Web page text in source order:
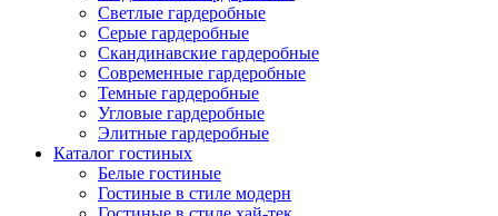
Светлые гардеробные
Серые гардеробные
Скандинавские гардеробные
Современные гардеробные
Темные гардеробные
Угловые гардеробные
Элитные гардеробные
Каталог гостиных
Белые гостиные
Гостиные в стиле модерн